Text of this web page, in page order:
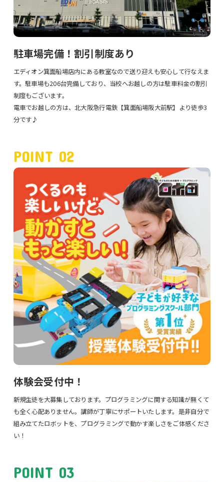
駐車場完備！割引制度あり
エディオン箕面船場店内にある教室なので送り迎えも安心して行なえま
す。駐車場も206台完備しており、当校へお越しの方は駐車料金の割引
制度もございます。
電車でお越しの方は、北大阪急行電鉄【箕面船場阪大前駅】より徒歩3
分です♪
POINT 02
体験会受付中！
新規生徒を大募集しております。プログラミングに関する知識が無くて
も全く心配ありません。講師が丁寧にサポートいたします。是非自分で
組み立てたロボットを、プログラミングで動かす楽しさをご体感くださ
い！
POINT 03